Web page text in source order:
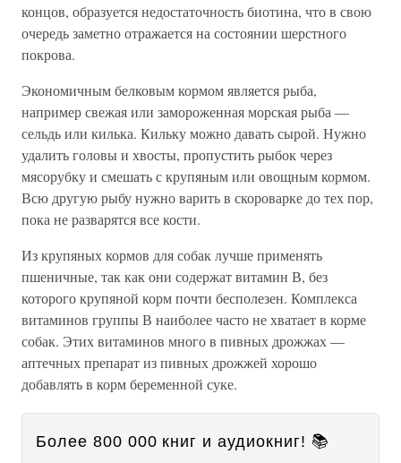
концов, образуется недостаточность биотина, что в свою
очередь заметно отражается на состоянии шерстного
покрова.
Экономичным белковым кормом является рыба,
например свежая или замороженная морская рыба —
сельдь или килька. Кильку можно давать сырой. Нужно
удалить головы и хвосты, пропустить рыбок через
мясорубку и смешать с крупяным или овощным кормом.
Всю другую рыбу нужно варить в скороварке до тех пор,
пока не разварятся все кости.
Из крупяных кормов для собак лучше применять
пшеничные, так как они содержат витамин В, без
которого крупяной корм почти бесполезен. Комплекса
витаминов группы В наиболее часто не хватает в корме
собак. Этих витаминов много в пивных дрожжах —
аптечных препарат из пивных дрожжей хорошо
добавлять в корм беременной суке.
Более 800 000 книг и аудиокниг! 📚